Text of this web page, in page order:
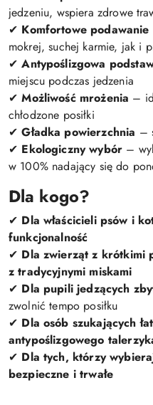
jedzeniu, wspiera zdrowe
✔ Komfortowe podawanie
mokrej, suchej karmie, jak i
✔ Antypoślizgowa
miejscu podczas jedzenia
✔ Możliwość mrożenia –
chłodzone posiłki
✔ Gładka powierzchnia –
✔ Ekologiczny wybór –
w 100% nadający się do
Dla kogo?
✔ Dla właścicieli psów i
funkcjonalność
✔ Dla zwierząt z krótkimi
z tradycyjnymi miskami
✔ Dla pupili jedzących
zwolnić tempo posiłku
✔ Dla osób szukających
antypoślizgowego
✔ Dla tych, którzy
bezpieczne i trwałe